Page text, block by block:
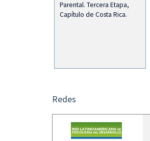
Parental. Tercera Etapa,
Capítulo de Costa Rica.
Redes